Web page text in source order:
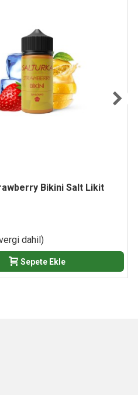
Beğen
Bikini Salt Likit
dahil)
Sepete Ekle